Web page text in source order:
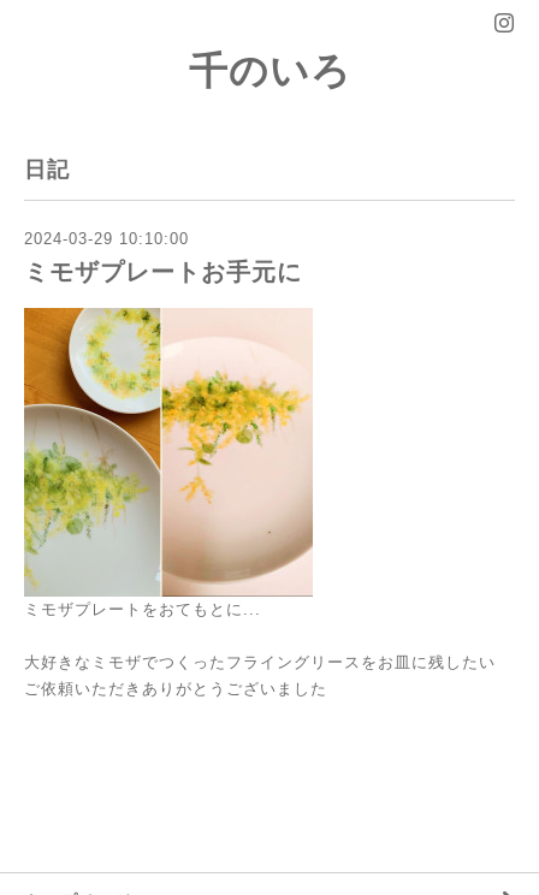
千のいろ
日記
2024-03-29 10:10:00
ミモザプレートお手元に
ミモザプレートをおてもとに...
大好きなミモザでつくったフライングリースをお皿に残したい
ご依頼いただきありがとうございました